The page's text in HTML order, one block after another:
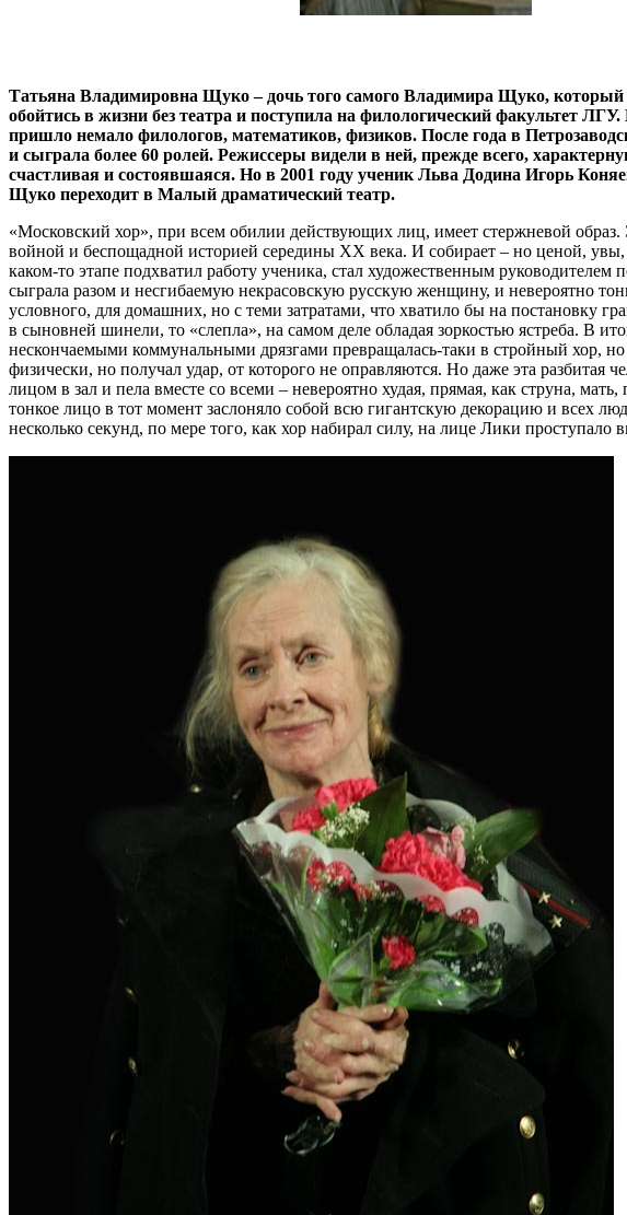
Татьяна Владимировна Щуко – дочь того самого Владимира Щуко,
обойтись в жизни без театра и поступила на филологический факультет
пришло немало филологов, математиков, физиков. После года в
и сыграла более 60 ролей. Режиссеры видели в ней, прежде всего,
счастливая и состоявшаяся. Но в 2001 году ученик Льва Додина Игорь
Щуко переходит в Малый драматический театр.
«Московский хор», при всем обилии действующих лиц, имеет стержневой образ.
войной и беспощадной историей середины XX века. И собирает – но ценой,
каком-то этапе подхватил работу ученика, стал художественным
сыграла разом и несгибаемую некрасовскую русскую женщину, и невероятно
условного, для домашних, но с теми затратами, что хватило бы на постановку
в сыновней шинели, то «слепла», на самом деле обладая зоркостью ястреба. В
нескончаемыми коммунальными дрязгами превращалась-таки в стройный хор,
физически, но получал удар, от которого не оправляются. Но даже эта разбитая
лицом в зал и пела вместе со всеми – невероятно худая, прямая, как струна,
тонкое лицо в тот момент заслоняло собой всю гигантскую декорацию и всех
несколько секунд, по мере того, как хор набирал силу, на лице Лики